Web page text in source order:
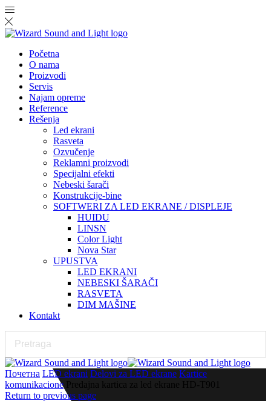
Početna
O nama
Proizvodi
Servis
Najam opreme
Reference
Rešenja
Led ekrani
Rasveta
Ozvučenje
Reklamni proizvodi
Specijalni efekti
Nebeski šarači
Konstrukcije-bine
SOFTWERI ZA LED EKRANE / DISPLEJE
HUIDU
LINSN
Color Light
Nova Star
UPUSTVA
LED EKRANI
NEBESKI ŠARAČI
RASVETA
DIM MAŠINE
Kontakt
Почетна LED ekrani Delovi za LED ekrane Kartice
komunikacione Predajna kartica za led ekrane HD-T901
Return to previous page